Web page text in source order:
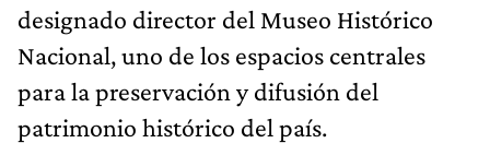
designado director del Museo Histórico
Nacional, uno de los espacios centrales
para la preservación y difusión del
patrimonio histórico del país.